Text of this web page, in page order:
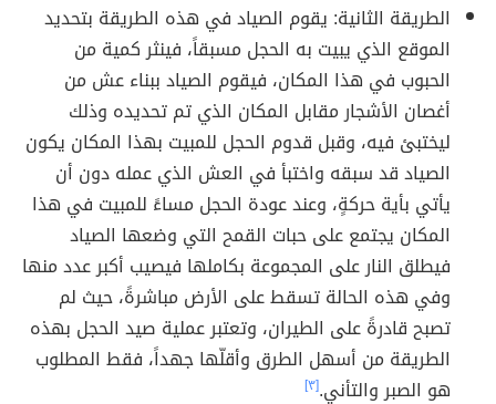
الطريقة الثانية: يقوم الصياد في هذه الطريقة بتحديد
الموقع الذي يبيت به الحجل مسبقاً، فينثر كمية من
الحبوب في هذا المكان، فيقوم الصياد ببناء عش من
أغصان الأشجار مقابل المكان الذي تم تحديده وذلك
ليختبئ فيه، وقبل قدوم الحجل للمبيت بهذا المكان يكون
الصياد قد سبقه واختبأ في العش الذي عمله دون أن
يأتي بأية حركةٍ، وعند عودة الحجل مساءً للمبيت في هذا
المكان يجتمع على حبات القمح التي وضعها الصياد
فيطلق النار على المجموعة بكاملها فيصيب أكبر عدد منها
وفي هذه الحالة تسقط على الأرض مباشرةً، حيث لم
تصبح قادرةً على الطيران، وتعتبر عملية صيد الحجل بهذه
الطريقة من أسهل الطرق وأقلّها جهداً، فقط المطلوب
هو الصبر والتأني.[٣]